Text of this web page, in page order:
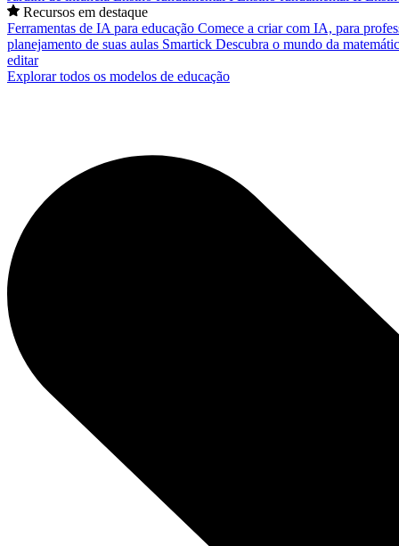
Recursos em destaque
Ferramentas de IA para educação Comece a criar com IA, para
planejamento de suas aulas Smartick Descubra o mundo da
editar
Explorar todos os modelos de educação